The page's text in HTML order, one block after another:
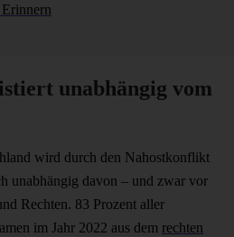
unabhängig vom
wird durch den Nahostkonflikt
unabhängig davon – und zwar vor
Rechten. 83 Prozent aller
im Jahr 2022 aus dem rechten